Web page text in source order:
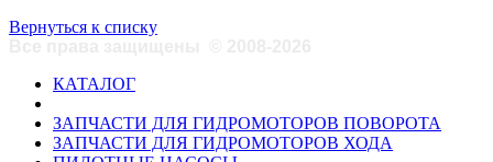
Вернуться к списку
КАТАЛОГ
ЗАПЧАСТИ ДЛЯ ГИДРОМОТОРОВ ПОВОРОТА
ЗАПЧАСТИ ДЛЯ ГИДРОМОТОРОВ ХОДА